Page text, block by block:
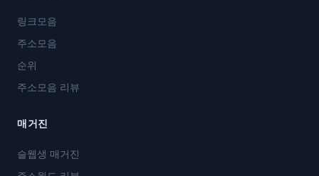
링크모음
주소모음
순위
주소모음 리뷰
매거진
슬웹생 매거진